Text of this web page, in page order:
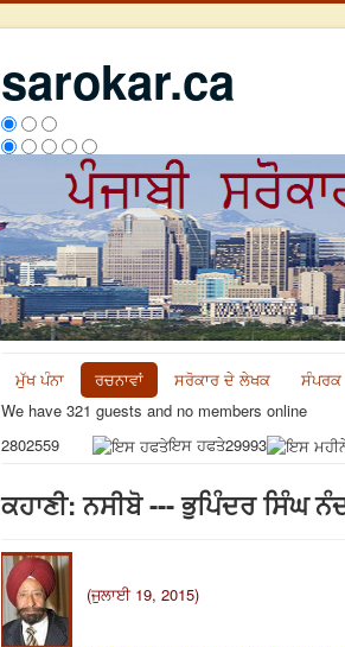
sarokar.ca
ਮੁੱਖ ਪੰਨਾ ਰਚਨਾਵਾਂ ਸਰੋਕਾਰ ਦੇ ਲੇਖਕ
ਸੰਪਰਕ
We have 321 guests and no members online
2802559
ਇਸ ਹਫਤੇ29993
ਕਹਾਣੀ: ਨਸੀਬੋ --- ਭੁਪਿੰਦਰ ਸਿੰਘ
(ਜੁਲਾਈ 19, 2015)